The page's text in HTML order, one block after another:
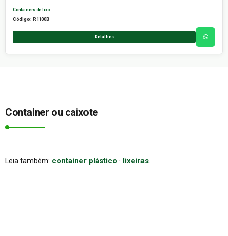
Containers de lixo
Código: R1100B
Detalhes
Container ou caixote
Leia também: container plástico · lixeiras.